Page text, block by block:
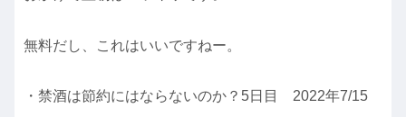
無料だし、これはいいですねー。
・禁酒は節約にはならないのか？5日目 2022年7/15